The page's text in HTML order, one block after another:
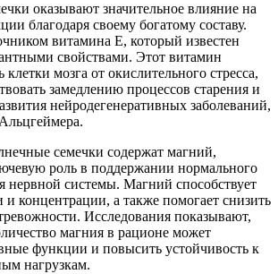
оказывают значительное влияние на
благодаря своему богатому составу.
витамина Е, который известен
свойствами. Этот витамин
мозга от окислительного стресса,
замедлению процессов старения и
нейродегенеративных заболеваний,
семечки содержат магний,
роль в поддержании нормального
нервной системы. Магний способствует
концентрации, а также помогает снизить
Исследования показывают,
магния в рационе может
функции и повысить устойчивость к
нагрузкам.